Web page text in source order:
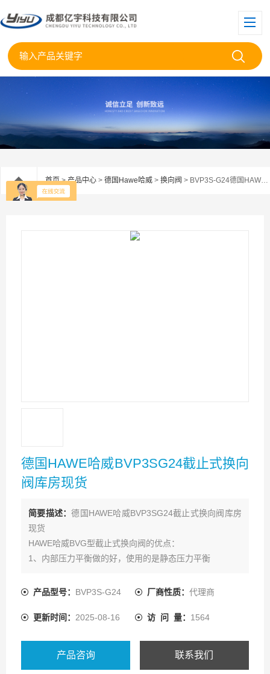
首页>产品中心 > 德国Hawe哈威 > 换向阀 > BVP3S-G24德国HAWE哈威BVP3SG24截止式换向阀库房现货
德国HAWE哈威BVP3SG24截止式换向
阀库房现货
简要描述：德国HAWE哈威BVP3SG24截止式换向阀库房
现货
HAWE哈威BVG型截止式换向阀的优点：
1、内部压力平衡做的好，使用的是静态压力平衡
3、滑动密封面较少，泄露损失小。
5、安全性能高，发生意外的概率小
7、使用灵活方便。
产品型号： BVP3S-G24 厂商性质： 代理商
更新时间： 2025-08-16 访 问 量： 1564
产品咨询 联系我们